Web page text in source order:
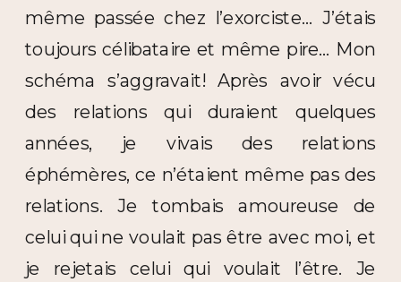
même passée chez l’exorciste… J’étais
toujours célibataire et même pire… Mon
schéma s’aggravait! Après avoir vécu
des relations qui duraient quelques
années, je vivais des relations
éphémères, ce n’étaient même pas des
relations. Je tombais amoureuse de
celui qui ne voulait pas être avec moi, et
je rejetais celui qui voulait l’être. Je